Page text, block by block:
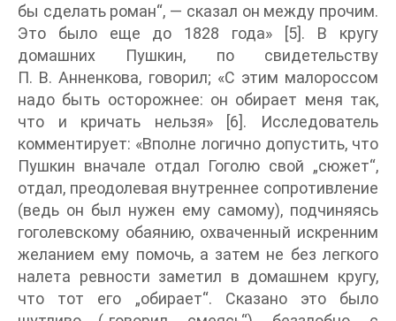
бы сделать роман“, — сказал он между прочим.
Это было еще до 1828 года» [5]. В кругу
домашних Пушкин, по свидетельству
П. В. Анненкова, говорил; «С этим малороссом
надо быть осторожнее: он обирает меня так,
что и кричать нельзя» [6]. Исследователь
комментирует: «Вполне логично допустить, что
Пушкин вначале отдал Гоголю свой „сюжет“,
отдал, преодолевая внутреннее сопротивление
(ведь он был нужен ему самому), подчиняясь
гоголевскому обаянию, охваченный искренним
желанием ему помочь, а затем не без легкого
налета ревности заметил в домашнем кругу,
что тот его „обирает“. Сказано это было